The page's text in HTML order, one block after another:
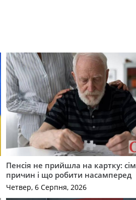
Пенсія не прийшла на картку: сім
причин і що робити насамперед
Четвер, 6 Серпня, 2026